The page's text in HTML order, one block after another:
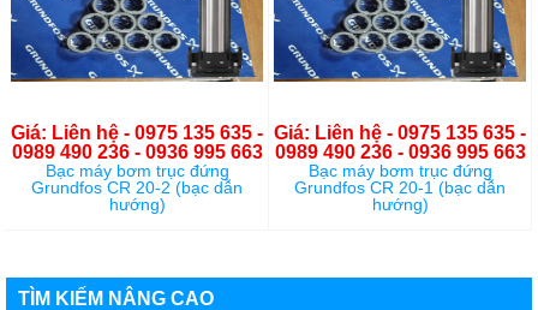
Giá: Liên hệ - 0975 135 635 -
0989 490 236 - 0936 995 663
Bạc máy bơm trục đứng
Grundfos CR 20-2 (bạc dẫn
hướng)
Giá: Liên hệ - 0975 135 635 -
0989 490 236 - 0936 995 663
Bạc máy bơm trục đứng
Grundfos CR 20-1 (bạc dẫn
hướng)
TÌM KIẾM NÂNG CAO